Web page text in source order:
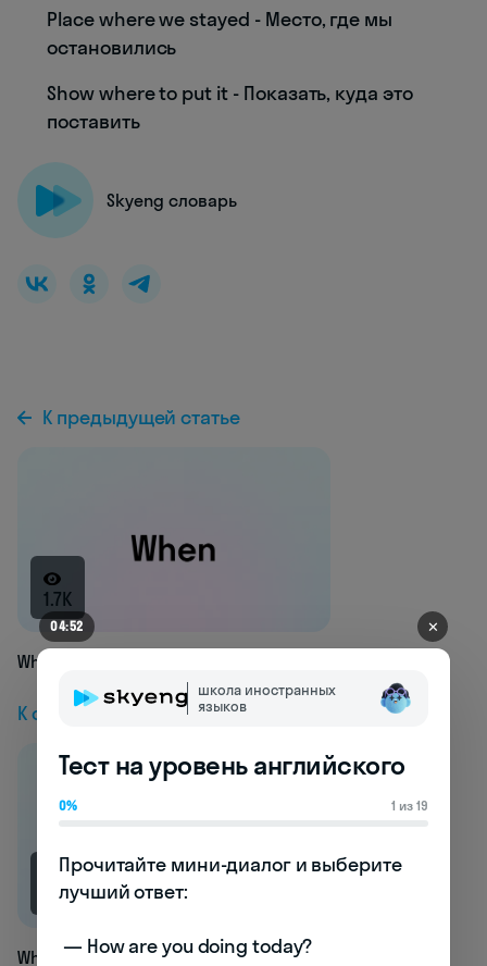
Place where we stayed - Место, где мы
остановились
Show where to put it - Показать, куда это
поставить
Skyeng словарь
К предыдущей статье
1.7K
When
К следующей статье
1.7K
Which
04:52 ✕
школа иностранных
языков
Тест на уровень английского
0% 1 из 19
Прочитайте мини-диалог и выберите
лучший ответ: